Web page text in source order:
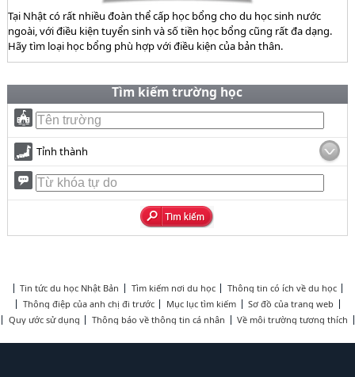
Tại Nhật có rất nhiều đoàn thể cấp học bổng cho du học sinh nước
ngoài, với điều kiện tuyển sinh và số tiền học bổng cũng rất đa dạng.
Hãy tìm loại học bổng phù hợp với điều kiện của bản thân.
Tìm kiếm trường học
Tỉnh thành
Tin tức du học Nhật Bản Tìm kiếm nơi du học
Thông tin có ích về du học
Thông điệp của anh chị đi trước
Mục lục tìm kiếm
Sơ đồ của trang web
Quy ước sử dụng
Thông báo về thông tin cá nhân Về môi trường tương thích